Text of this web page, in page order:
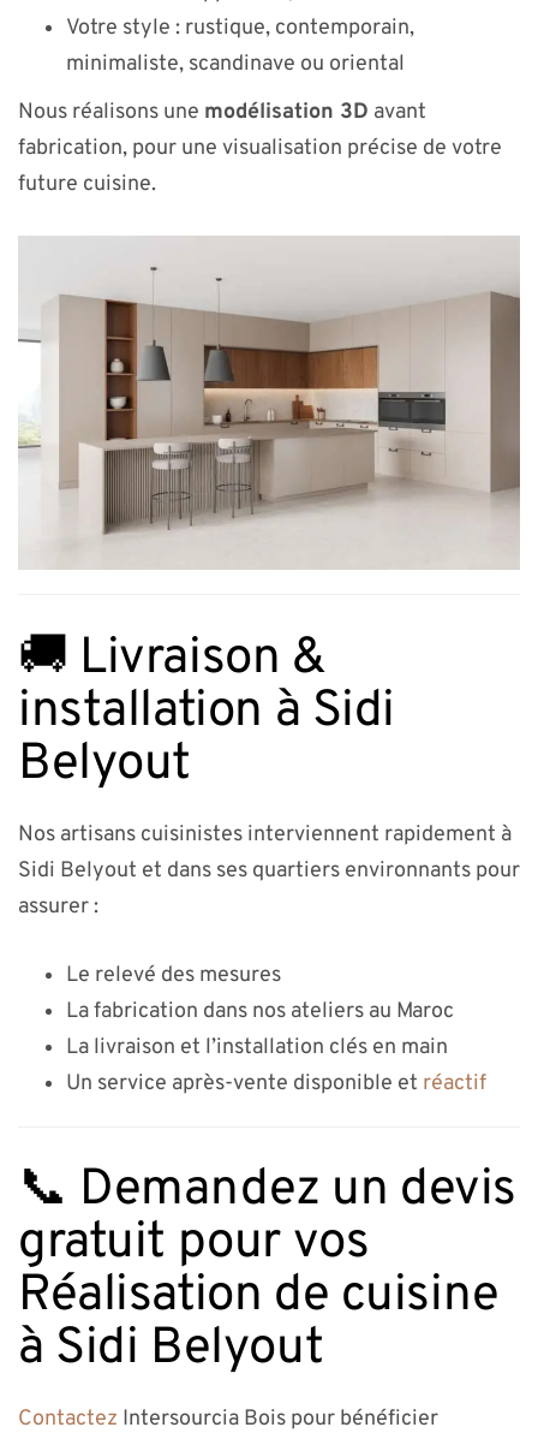
Votre style : rustique, contemporain,
minimaliste, scandinave ou oriental
Nous réalisons une modélisation 3D avant
fabrication, pour une visualisation précise de votre
future cuisine.
🚚 Livraison &
installation à Sidi
Belyout
Nos artisans cuisinistes interviennent rapidement à
Sidi Belyout et dans ses quartiers environnants pour
assurer :
Le relevé des mesures
La fabrication dans nos ateliers au Maroc
La livraison et l’installation clés en main
Un service après-vente disponible et réactif
📞 Demandez un devis
gratuit pour vos
Réalisation de cuisine
à Sidi Belyout
Contactez Intersourcia Bois pour bénéficier